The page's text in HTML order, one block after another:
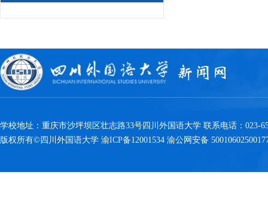
学校地址：重庆市沙坪坝区壮志路33号四川外国语大学 联系电话：023-
版权所有©四川外国语大学 渝ICP备12001534 渝公网安备